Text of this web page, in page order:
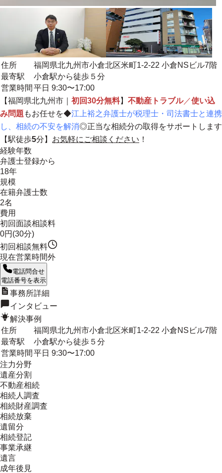
住所
福岡県北九州市小倉北区米町1-2-22 小倉NSビル7階
最寄駅
小倉駅から徒歩５分
営業時間 平日 9:30〜17:00
【福岡県北九州市｜ 初回30分無料】 不動産トラブル／使い込
み問題 もお任せを◆江上裕之弁護士が税理士・司法書士と連携
し、相続の不安を解消◎正当な相続分の取得をサポートします
【駅徒歩5分】 お気軽にご相談ください ！
経験年数
弁護士登録から
18年
規模
在籍弁護士数
2名
費用
初回面談相談料
0円(30分)
初回相談無料
現在営業時間外
電話問合せ
電話番号を表示
事務所詳細
インタビュー
解決事例
住所
福岡県北九州市小倉北区米町1-2-22 小倉NSビル7階
最寄駅
小倉駅から徒歩５分
営業時間 平日 9:30〜17:00
注力分野
遺産分割
不動産相続
相続人調査
相続財産調査
相続放棄
遺留分
相続登記
事業承継
遺言
成年後見